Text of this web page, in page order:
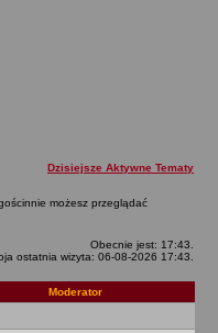
Dzisiejsze Aktywne Tematy
możesz przeglądać
Obecnie jest: 17:43.
ostatnia wizyta: 06-08-2026 17:43.
Moderator